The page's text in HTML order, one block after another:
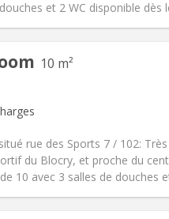
et 2 WC disponible dès
10 m²
rue des Sports 7 / 102:
du Blocry, et proche du
10 avec 3 salles de douches
bathroom
2